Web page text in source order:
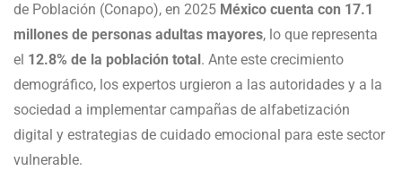
de Población (Conapo), en 2025 México cuenta con 17.1
millones de personas adultas mayores, lo que representa
el 12.8% de la población total. Ante este crecimiento
demográfico, los expertos urgieron a las autoridades y a la
sociedad a implementar campañas de alfabetización
digital y estrategias de cuidado emocional para este sector
vulnerable.